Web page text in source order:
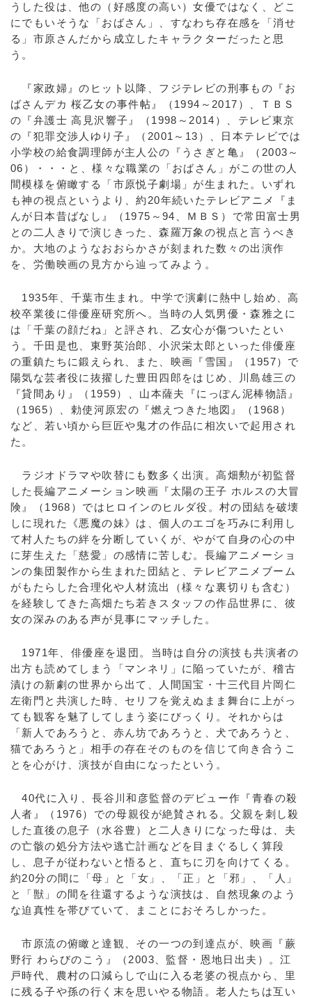
うした役は、他の（好感度の高い）女優ではなく、どこ
にでもいそうな「おばさん」、すなわち存在感を「消せ
る」市原さんだから成立したキャラクターだったと思
う。
『家政婦』のヒット以降、フジテレビの刑事もの『お
ばさんデカ 桜乙女の事件帖』（1994～2017）、ＴＢＳ
の『弁護士 高見沢響子』（1998～2014）、テレビ東京
の『犯罪交渉人ゆり子』（2001～13）、日本テレビでは
小学校の給食調理師が主人公の『うさぎと亀』（2003～
06）・・・と、様々な職業の「おばさん」がこの世の人
間模様を俯瞰する「市原悦子劇場」が生まれた。いずれ
も神の視点というより、約20年続いたテレビアニメ『ま
んが日本昔ばなし』（1975～94、ＭＢＳ）で常田富士男
との二人きりで演じきった、森羅万象の視点と言うべき
か。大地のようなおおらかさが刻まれた数々の出演作
を、労働映画の見方から辿ってみよう。
1935年、千葉市生まれ。中学で演劇に熱中し始め、高
校卒業後に俳優座研究所へ。当時の人気男優・森雅之に
は「千葉の顔だね」と評され、乙女心が傷ついたとい
う。千田是也、東野英治郎、小沢栄太郎といった俳優座
の重鎮たちに鍛えられ、また、映画『雪国』（1957）で
陽気な芸者役に抜擢した豊田四郎をはじめ、川島雄三の
『貸間あり』（1959）、山本薩夫『にっぽん泥棒物語』
（1965）、勅使河原宏の『燃えつきた地図』（1968）
など、若い頃から巨匠や鬼才の作品に相次いで起用され
た。
ラジオドラマや吹替にも数多く出演。高畑勲が初監督
した長編アニメーション映画『太陽の王子 ホルスの大冒
険』（1968）ではヒロインのヒルダ役。村の団結を破壊
しに現れた《悪魔の妹》は、個人のエゴを巧みに利用し
て村人たちの絆を分断していくが、やがて自身の心の中
に芽生えた「慈愛」の感情に苦しむ。長編アニメーショ
ンの集団製作から生まれた団結と、テレビアニメブーム
がもたらした合理化や人材流出（様々な裏切りも含む）
を経験してきた高畑たち若きスタッフの作品世界に、彼
女の深みのある声が見事にマッチした。
1971年、俳優座を退団。当時は自分の演技も共演者の
出方も読めてしまう「マンネリ」に陥っていたが、稽古
漬けの新劇の世界から出て、人間国宝・十三代目片岡仁
左衛門と共演した時、セリフを覚えぬまま舞台に上がっ
ても観客を魅了してしまう姿にびっくり。それからは
「新人であろうと、赤ん坊であろうと、犬であろうと、
猫であろうと」相手の存在そのものを信じて向き合うこ
とを心がけ、演技が自由になったという。
40代に入り、長谷川和彦監督のデビュー作『青春の殺
人者』（1976）での母親役が絶賛される。父親を刺し殺
した直後の息子（水谷豊）と二人きりになった母は、夫
の亡骸の処分方法や逃亡計画などを目まぐるしく算段
し、息子が従わないと悟ると、直ちに刃を向けてくる。
約20分の間に「母」と「女」、「正」と「邪」、「人」
と「獣」の間を往還するような演技は、自然現象のよう
な迫真性を帯びていて、まことにおそろしかった。
市原流の俯瞰と達観、その一つの到達点が、映画『蕨
野行 わらびのこう』（2003、監督・恩地日出夫）。江
戸時代、農村の口減らしで山に入る老婆の視点から、里
に残る子や孫の行く末を思いやる物語。老人たちは互い